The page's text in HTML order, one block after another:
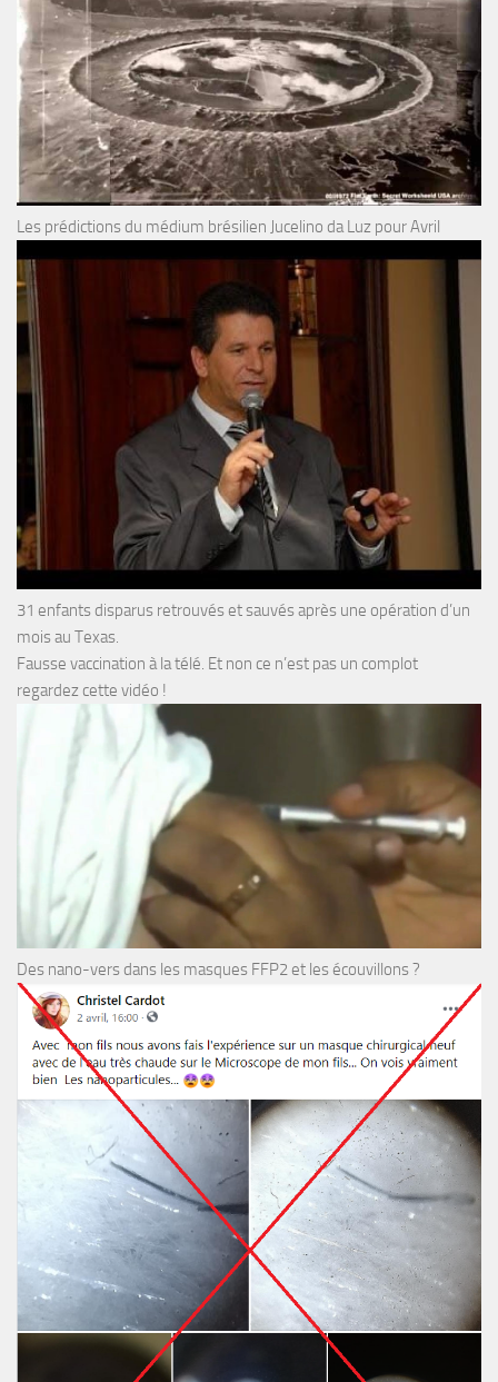
Les prédictions du médium brésilien Jucelino da Luz pour Avril
31 enfants disparus retrouvés et sauvés après une opération d’un
mois au Texas.
Fausse vaccination à la télé. Et non ce n’est pas un complot
regardez cette vidéo !
Des nano-vers dans les masques FFP2 et les écouvillons ?